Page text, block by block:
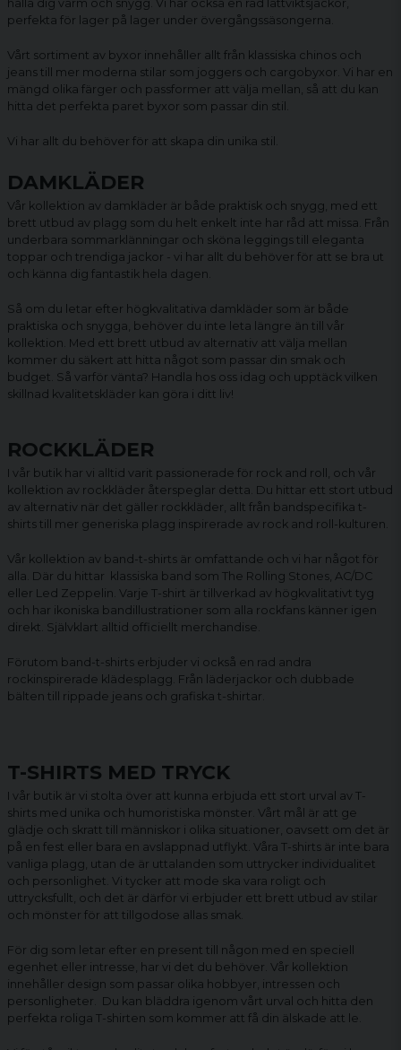
hålla dig varm och snygg. Vi har också en rad lättviktsjackor,
perfekta för lager på lager under övergångssäsongerna.
Vårt sortiment av byxor innehåller allt från klassiska chinos och
jeans till mer moderna stilar som joggers och cargobyxor . Vi har en
mängd olika färger och passformer att välja mellan, så att du kan
hitta det perfekta paret byxor som passar din stil.
Vi har allt du behöver för att skapa din unika stil.
DAMKLÄDER
Vår kollektion av damkläder är både praktisk och snygg, med ett
brett utbud av plagg som du helt enkelt inte har råd att missa. Från
underbara sommarklänningar och sköna leggings till eleganta
toppar och trendiga jackor - vi har allt du behöver för att se bra ut
och känna dig fantastik hela dagen.
Så om du letar efter högkvalitativa damkläder som är både
praktiska och snygga, behöver du inte leta längre än till vår
kollektion. Med ett brett utbud av alternativ att välja mellan
kommer du säkert att hitta något som passar din smak och
budget. Så varför vänta? Handla hos oss idag och upptäck vilken
skillnad kvalitetskläder kan göra i ditt liv!
ROCKKLÄDER
I vår butik har vi alltid varit passionerade för rock and roll, och vår
kollektion av rockkläder återspeglar detta. Du hittar ett stort utbud
av alternativ när det gäller rockkläder, allt från bandspecifika t-
shirts till mer generiska plagg inspirerade av rock and roll-kulturen.
Vår kollektion av band-t-shirts är omfattande och vi har något för
alla. Där du hittar klassiska band som The Rolling Stones, AC/DC
eller Led Zeppelin. Varje T-shirt är tillverkad av högkvalitativt tyg
och har ikoniska bandillustrationer som alla rockfans känner igen
direkt. Självklart alltid officiellt merchandise.
Förutom band-t-shirts erbjuder vi också en rad andra
rockinspirerade klädesplagg. Från läderjackor och dubbade
bälten till rippade jeans och grafiska t-shirtar.
T-SHIRTS MED TRYCK
I vår butik är vi stolta över att kunna erbjuda ett stort urval av T-
shirts med unika och humoristiska mönster. Vårt mål är att ge
glädje och skratt till människor i olika situationer, oavsett om det är
på en fest eller bara en avslappnad utflykt. Våra T-shirts är inte bara
vanliga plagg, utan de är uttalanden som uttrycker individualitet
och personlighet. Vi tycker att mode ska vara roligt och
uttrycksfullt, och det är därför vi erbjuder ett brett utbud av stilar
och mönster för att tillgodose allas smak.
För dig som letar efter en present till någon med en speciell
egenhet eller intresse, har vi det du behöver. Vår kollektion
innehåller design som passar olika hobbyer, intressen och
personligheter. Du kan bläddra igenom vårt urval och hitta den
perfekta roliga T-shirten som kommer att få din älskade att le.